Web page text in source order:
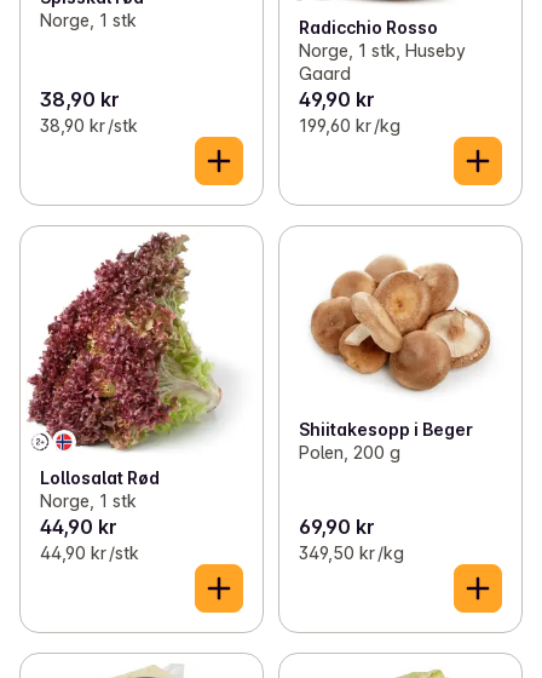
Norge, 1 stk
38,90 kr
38,90 kr /stk
Radicchio Rosso
Norge, 1 stk, Huseby
Gaard
49,90 kr
199,60 kr /kg
Lollosalat Rød
Norge, 1 stk
44,90 kr
44,90 kr /stk
Shiitakesopp i Beger
Polen, 200 g
69,90 kr
349,50 kr /kg